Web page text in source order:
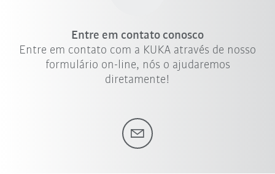
Entre em contato conosco
Entre em contato com a KUKA através de nosso
formulário on-line, nós o ajudaremos
diretamente!